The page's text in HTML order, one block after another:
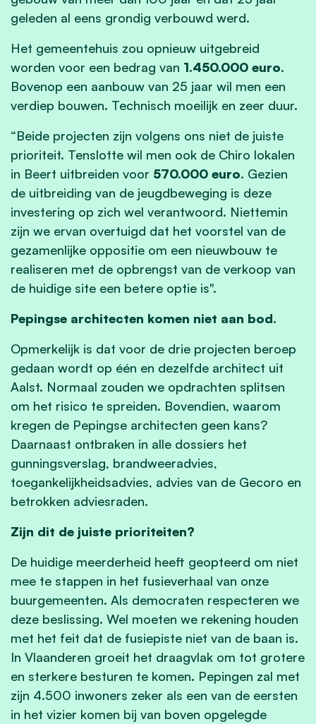
geleden al eens grondig verbouwd werd.
Het gemeentehuis zou opnieuw uitgebreid
worden voor een bedrag van 1.450.000 euro.
Bovenop een aanbouw van 25 jaar wil men een
verdiep bouwen. Technisch moeilijk en zeer duur.
“Beide projecten zijn volgens ons niet de juiste
prioriteit. Tenslotte wil men ook de Chiro lokalen
in Beert uitbreiden voor 570.000 euro. Gezien
de uitbreiding van de jeugdbeweging is deze
investering op zich wel verantwoord. Niettemin
zijn we ervan overtuigd dat het voorstel van de
gezamenlijke oppositie om een nieuwbouw te
realiseren met de opbrengst van de verkoop van
de huidige site een betere optie is".
Pepingse architecten komen niet aan bod.
Opmerkelijk is dat voor de drie projecten beroep
gedaan wordt op één en dezelfde architect uit
Aalst. Normaal zouden we opdrachten splitsen
om het risico te spreiden. Bovendien, waarom
kregen de Pepingse architecten geen kans?
Daarnaast ontbraken in alle dossiers het
gunningsverslag, brandweeradvies,
toegankelijkheidsadvies, advies van de Gecoro en
betrokken adviesraden.
Zijn dit de juiste prioriteiten?
De huidige meerderheid heeft geopteerd om niet
mee te stappen in het fusieverhaal van onze
buurgemeenten. Als democraten respecteren we
deze beslissing. Wel moeten we rekening houden
met het feit dat de fusiepiste niet van de baan is.
In Vlaanderen groeit het draagvlak om tot grotere
en sterkere besturen te komen. Pepingen zal met
zijn 4.500 inwoners zeker als een van de eersten
in het vizier komen bij van boven opgelegde